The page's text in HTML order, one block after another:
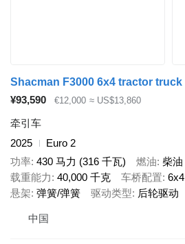
Shacman F3000 6x4 tractor truck
¥93,590
€12,000 ≈ US$13,860
牵引车
2025
Euro 2
功率 430 马力 (316 千瓦) 燃油 柴油
载重能力 40,000 千克 车桥配置 6x4
悬架 弹簧/弹簧 驱动类型 后轮驱动
中国